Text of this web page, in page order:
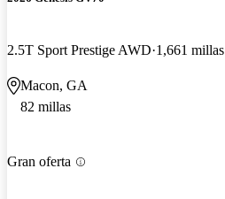
2.5T Sport Prestige AWD 1,661 millas
Macon, GA
82 millas
Gran oferta